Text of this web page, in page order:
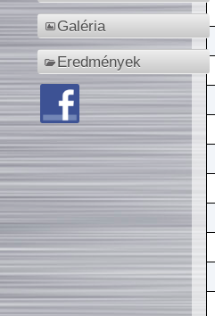
Galéria
Eredmények